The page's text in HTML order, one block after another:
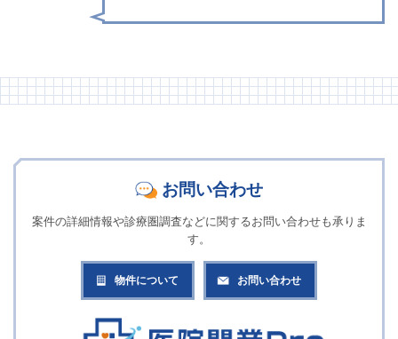
お問い合わせ
案件の詳細情報や診療圏調査などに関するお問い合わせも承りま
す。
物件について お問い合わせ